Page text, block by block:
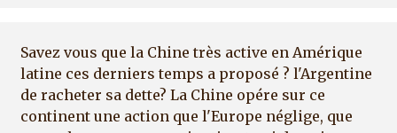
Savez vous que la Chine très active en Amérique
latine ces derniers temps a proposé ? l'Argentine
de racheter sa dette? La Chine opére sur ce
continent une action que l'Europe néglige, que